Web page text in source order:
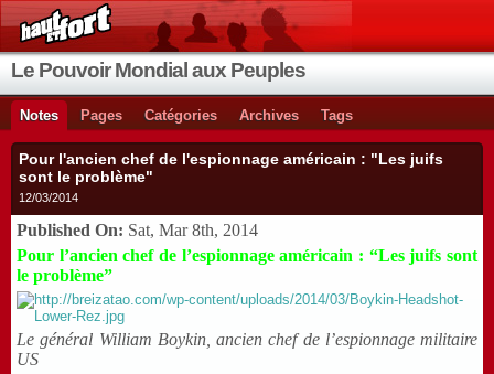
Le Pouvoir Mondial aux Peuples
Notes Pages Catégories Archives Tags
Pour l'ancien chef de l'espionnage américain : "Les juifs
sont le problème"
12/03/2014
Published On: Sat, Mar 8th, 2014
Pour l’ancien chef de l’espionnage américain : “Les juifs sont
le problème”
Le général William Boykin, ancien chef de l’espionnage militaire
US